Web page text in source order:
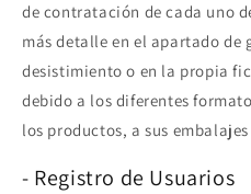
de contratación de cada uno
más detalle en el apartado de
desistimiento o en la propia
debido a los diferentes
los productos, a sus
- Registro de Usuarios